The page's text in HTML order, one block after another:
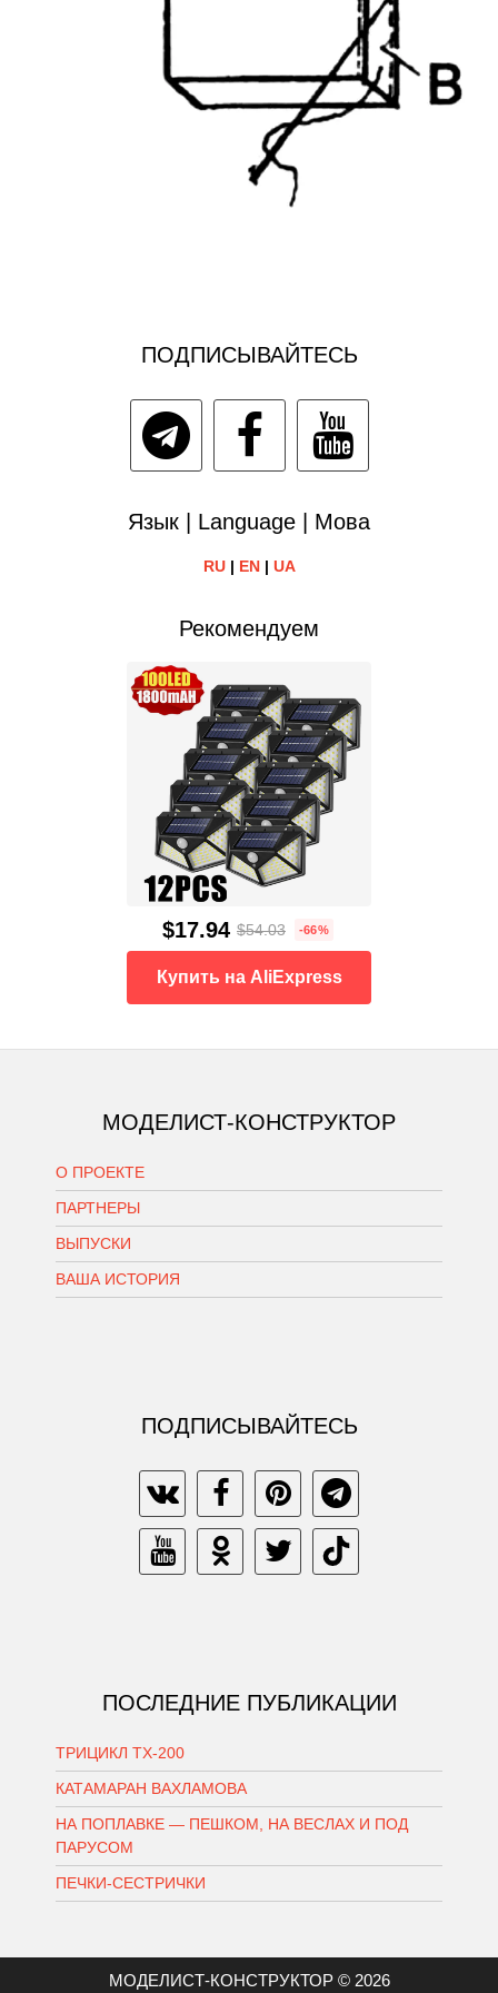
ПОДПИСЫВАЙТЕСЬ
Язык | Language | Мова
RU| EN| UA
Рекомендуем
$17.94 $54.03 -66%
Купить на AliExpress
МОДЕЛИСТ-КОНСТРУКТОР
О ПРОЕКТЕ
ПАРТНЕРЫ
ВЫПУСКИ
ВАША ИСТОРИЯ
ПОДПИСЫВАЙТЕСЬ
ПОСЛЕДНИЕ ПУБЛИКАЦИИ
ТРИЦИКЛ ТХ-200
КАТАМАРАН ВАХЛАМОВА
НА ПОПЛАВКЕ — ПЕШКОМ, НА ВЕСЛАХ И ПОД
ПАРУСОМ
ПЕЧКИ-СЕСТРИЧКИ
МОДЕЛИСТ-КОНСТРУКТОР © 2026